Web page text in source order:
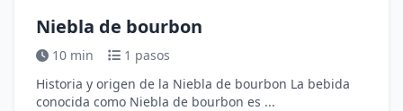
Niebla de bourbon
10 min
1 pasos
Historia y origen de la Niebla de bourbon La bebida
conocida como Niebla de bourbon es ...